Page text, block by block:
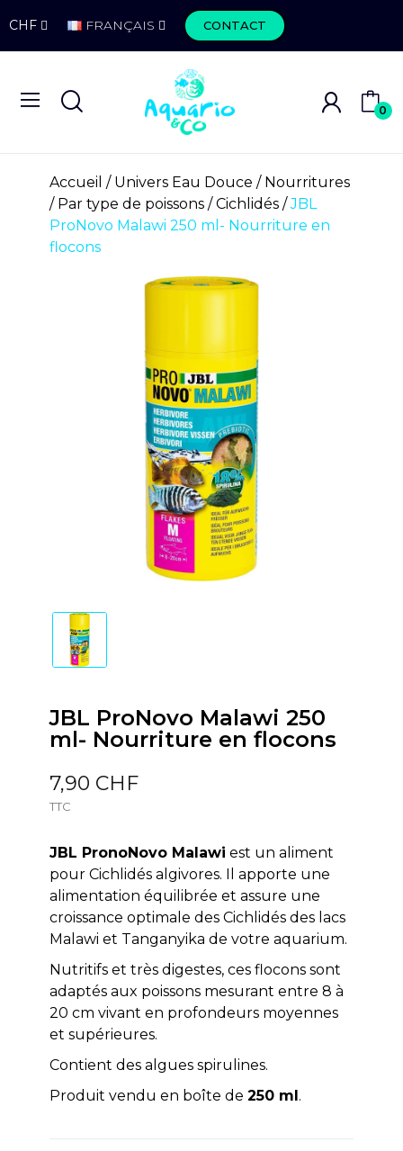
CHF FRANÇAIS CONTACT
0
Accueil Univers Eau Douce
Nourritures
Par type de poissons
Cichlidés
JBL
ProNovo Malawi 250 ml- Nourriture en
flocons
JBL ProNovo Malawi 250
ml- Nourriture en flocons
7,90 CHF
TTC
JBL PronoNovo Malawi est un aliment
pour Cichlidés algivores. Il apporte une
alimentation équilibrée et assure une
croissance optimale des Cichlidés des lacs
Malawi et Tanganyika de votre aquarium.
Nutritifs et très digestes, ces flocons sont
adaptés aux poissons mesurant entre 8 à
20 cm vivant en profondeurs moyennes
et supérieures.
Contient des algues spirulines.
Produit vendu en boîte de 250 ml.